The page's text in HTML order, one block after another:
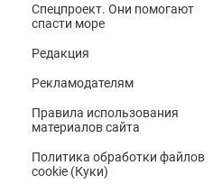
Спецпроект. Они помогают
спасти море
Редакция
Рекламодателям
Правила использования
материалов сайта
Политика обработки файлов
cookie (Куки)